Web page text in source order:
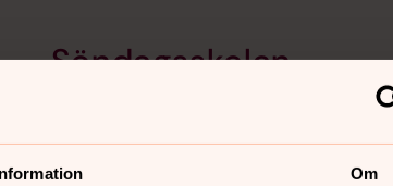
Om
Söndagsskolan
Glad sommar! Söndagsskolan har